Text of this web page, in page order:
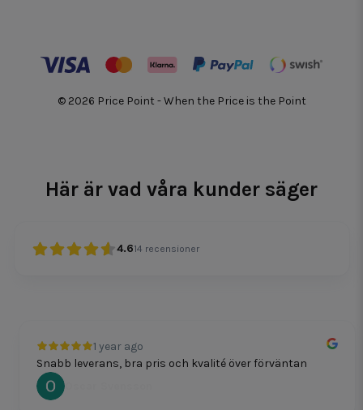
© 2026 Price Point - When the Price is the Point
Här är vad våra kunder säger
4.614 recensioner
1 year ago
Snabb leverans, bra pris och kvalité över förväntan
Oscar Svensson